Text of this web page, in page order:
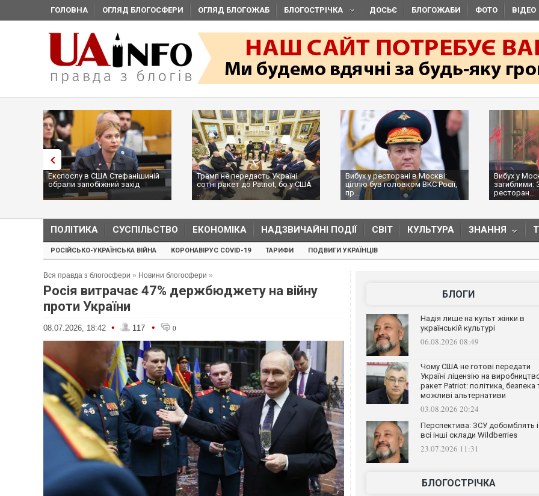
ГОЛОВНА ОГЛЯД БЛОГОСФЕРИ ОГЛЯД БЛОГОЖАБ БЛОГОСТРІЧКА ДОСЬЄ БЛОГОЖАБИ ФОТО ВІДЕО
Експослу в США Стефанішиній
обрали запобіжний захід
Трамп не передасть Україні
сотні ракет до Patriot, бо у США
...
Вибух у ресторані в Москві:
ціллю був головком ВКС Росії,
пр...
Вибух у
загиблими:
ресторан...
ПОЛІТИКА СУСПІЛЬСТВО ЕКОНОМІКА НАДЗВИЧАЙНІ ПОДІЇ СВІТ КУЛЬТУРА ЗНАННЯ
РОСІЙСЬКО-УКРАЇНСЬКА ВІЙНА КОРОНАВІРУС COVID-19 ТАРИФИ ПОДВИГИ УКРАЇНЦІВ
Вся правда з блогосфери » Новини блогосфери »
Росія витрачає 47% держбюджету на війну
проти України
08.07.2026, 18:42 • 117 • 0
БЛОГИ
Надія лише на культ жінки в
українській культурі
06.08.2026 08:49
Чому США не готові передати
Україні ліцензію на
ракет Patriot: політика, безпека
можливі альтернативи
03.08.2026 20:24
Перспектива: ЗСУ добомблять і
всі інші склади Wildberries
23.07.2026 11:31
БЛОГОСТРІЧКА